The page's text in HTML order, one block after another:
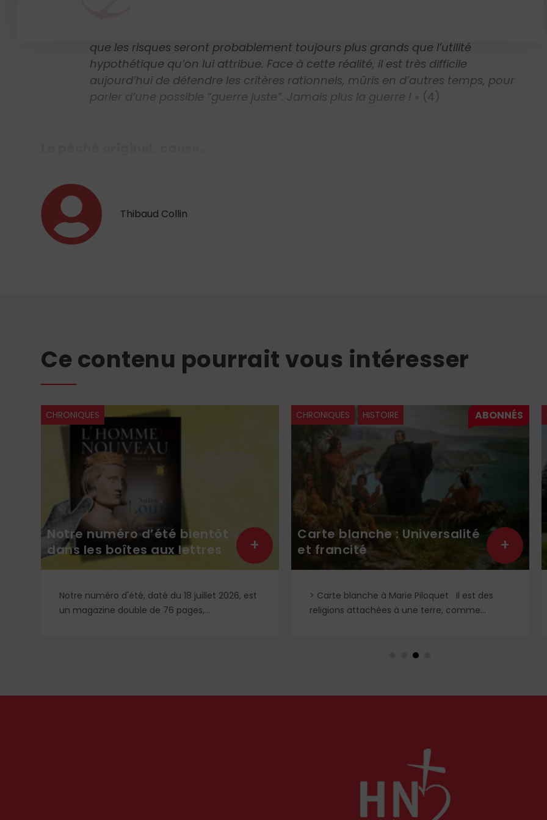
que les risques seront probablement toujours plus grands que l’utilité
hypothétique qu’on lui attribue. Face à cette réalité, il est très difficile
aujourd’hui de défendre les critères rationnels, mûris en d’autres temps, pour
parler d’une possible “guerre juste”. Jamais plus la guerre ! » (4)
Thibaud Collin
Ce contenu pourrait vous intéresser
CHRONIQUES
Notre numéro d’été bientôt
dans les boîtes aux lettres
Notre numéro d'été, daté du 18 juillet 2026, est
un magazine double de 76 pages,
+
CHRONIQUES HISTOIRE
Carte blanche : Universalité
et francité
> Carte blanche à Marie Piloquet Il est des
religions attachées à une terre, comme...
+